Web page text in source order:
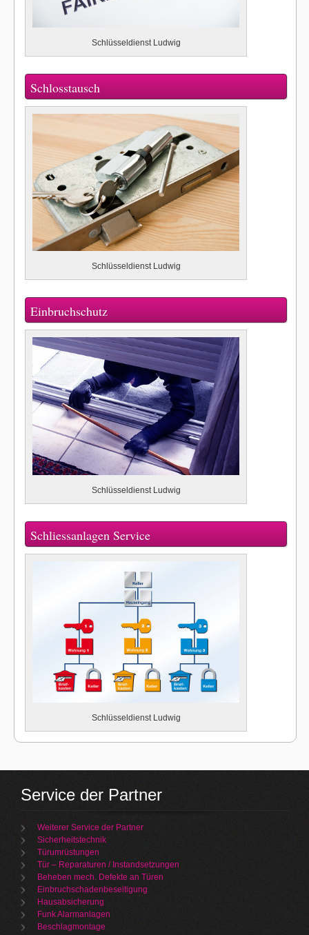
Schlüsseldienst Ludwig
Schlosstausch
Schlüsseldienst Ludwig
Einbruchschutz
Schlüsseldienst Ludwig
Schliessanlagen Service
Schlüsseldienst Ludwig
Service der Partner
Weiterer Service der Partner
Sicherheitstechnik
Türumrüstungen
Tür – Reparaturen / Instandsetzungen
Beheben mech. Defekte an Türen
Einbruchschadenbeseitigung
Hausabsicherung
Funk Alarmanlagen
Beschlagmontage